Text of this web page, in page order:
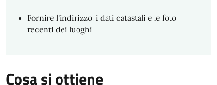
Fornire l'indirizzo, i dati catastali e le foto
recenti dei luoghi
Cosa si ottiene